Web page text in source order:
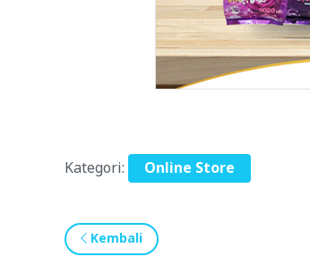
Kategori: Online Store
Kembali